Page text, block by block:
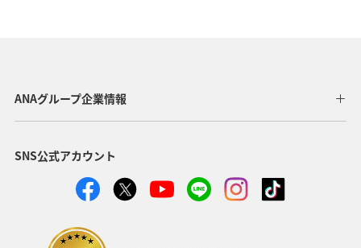
ANAグループ企業情報
SNS公式アカウント